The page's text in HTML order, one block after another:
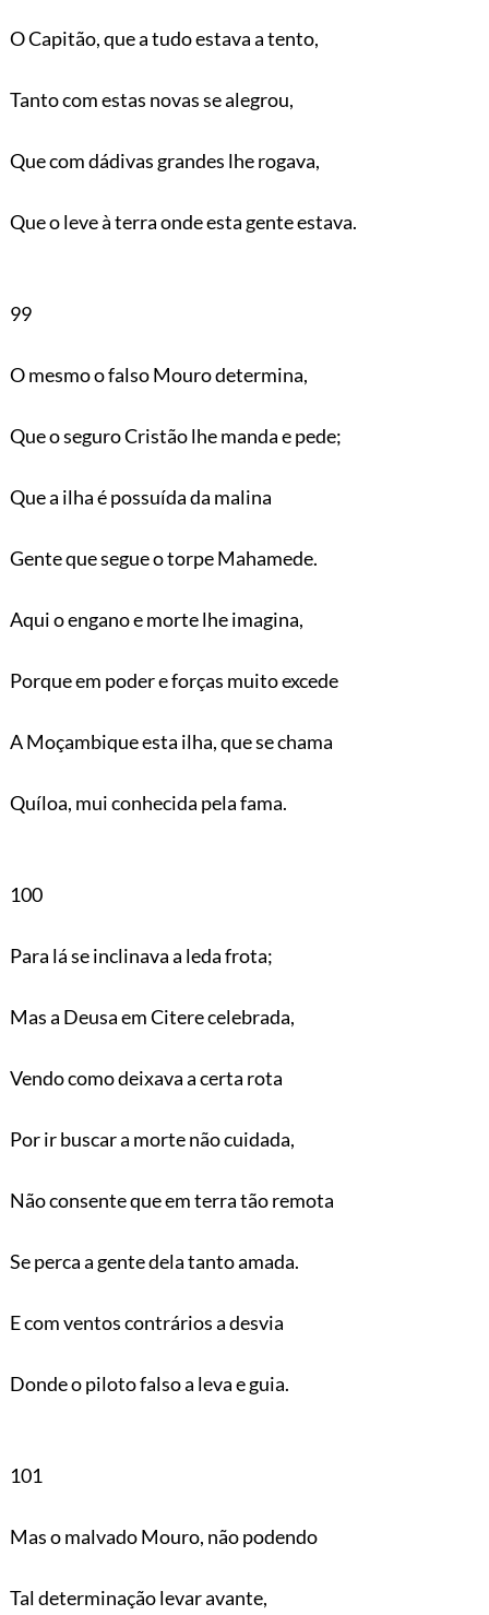
O Capitão, que a tudo estava a tento,
Tanto com estas novas se alegrou,
Que com dádivas grandes lhe rogava,
Que o leve à terra onde esta gente estava.
99
O mesmo o falso Mouro determina,
Que o seguro Cristão lhe manda e pede;
Que a ilha é possuída da malina
Gente que segue o torpe Mahamede.
Aqui o engano e morte lhe imagina,
Porque em poder e forças muito excede
A Moçambique esta ilha, que se chama
Quíloa, mui conhecida pela fama.
100
Para lá se inclinava a leda frota;
Mas a Deusa em Citere celebrada,
Vendo como deixava a certa rota
Por ir buscar a morte não cuidada,
Não consente que em terra tão remota
Se perca a gente dela tanto amada.
E com ventos contrários a desvia
Donde o piloto falso a leva e guia.
101
Mas o malvado Mouro, não podendo
Tal determinação levar avante,